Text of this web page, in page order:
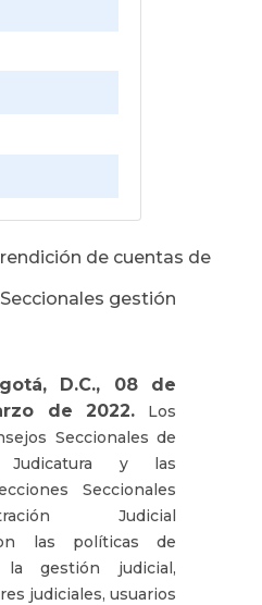
de cuentas de
gestión
D.C., 08 de
de 2022. Los
Seccionales de
y las
Seccionales
Judicial
las políticas de
la gestión judicial,
judiciales, usuarios